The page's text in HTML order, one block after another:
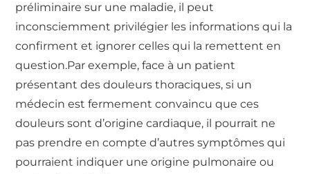
préliminaire sur une maladie, il peut
inconsciemment privilégier les informations qui la
confirment et ignorer celles qui la remettent en
question.Par exemple, face à un patient
présentant des douleurs thoraciques, si un
médecin est fermement convaincu que ces
douleurs sont d’origine cardiaque, il pourrait ne
pas prendre en compte d’autres symptômes qui
pourraient indiquer une origine pulmonaire ou